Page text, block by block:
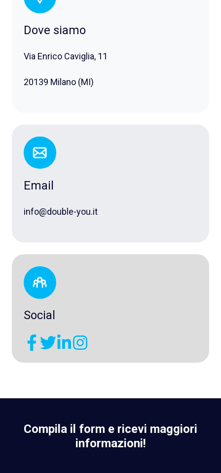
Dove siamo
Via Enrico Caviglia, 11
20139 Milano (MI)
Email
info@double-you.it
Social
Compila il form e ricevi maggiori
informazioni!